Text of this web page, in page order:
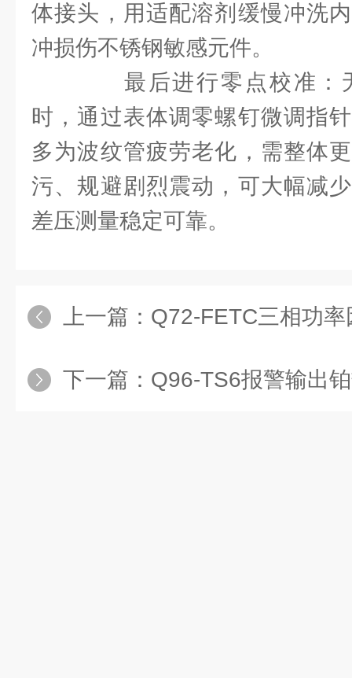
体接头，用适配溶剂缓慢冲洗
冲损伤不锈钢敏感元件。
最后进行零点校准：
时，通过表体调零螺钉微调指
多为波纹管疲劳老化，需整体
污、规避剧烈震动，可大幅减
差压测量稳定可靠。
上一篇： Q72-FETC三相功率因数表的工作原理与接线方
下一篇： Q96-TS6报警输出铂热电阻温度表：一表